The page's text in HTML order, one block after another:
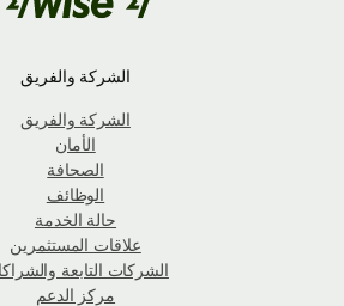
الشركة والفريق
الشركة والفريق
الأمان
الصحافة
الوظائف
حالة الخدمة
علاقات المستثمرين
الشركات التابعة والشراكات
مركز الدعم